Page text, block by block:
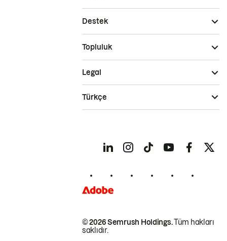
Destek
Topluluk
© 2026 Semrush Holdings.Tüm hakları
saklıdır.
Legal
Türkçe